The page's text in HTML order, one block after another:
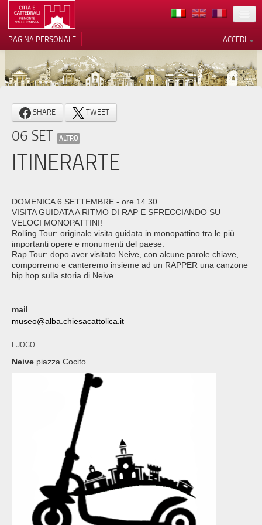
TERRITORIO
ARCHITETTURE
MUSEI
ITINERARI
EVENTI
VOLONTARI
CONTATTI
PRESS
ACCEDI
PAGINA PERSONALE
SHARE TWEET
06 SET ALTRO
ITINERARTE
DOMENICA 6 SETTEMBRE - ore 14.30
VISITA GUIDATA A RITMO DI RAP E SFRECCIANDO SU
VELOCI MONOPATTINI!
Rolling Tour: originale visita guidata in monopattino tra le più
importanti opere e monumenti del paese.
Rap Tour: dopo aver visitato Neive, con alcune parole chiave,
comporremo e canteremo insieme ad un RAPPER una canzone
hip hop sulla storia di Neive.
mail
museo@alba.chiesacattolica.it
LUOGO
Neive piazza Cocito
Informativa sulla raccolta
Le tue preferenze relative alla